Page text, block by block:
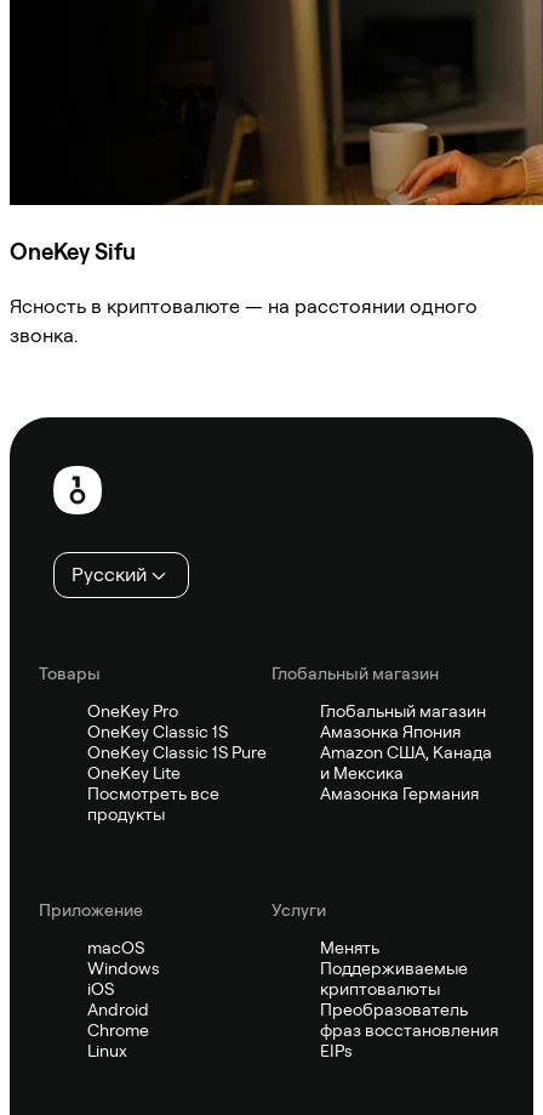
OneKey Sifu
Ясность в криптовалюте — на расстоянии одного
звонка.
Нижний
колонтитул
Русский
Товары
OneKey Pro
OneKey Classic 1S
OneKey Classic 1S Pure
OneKey Lite
Посмотреть все
продукты
Глобальный магазин
Глобальный магазин
Амазонка Япония
Amazon США, Канада
и Мексика
Амазонка Германия
Приложение
macOS
Windows
iOS
Android
Chrome
Linux
Услуги
Менять
Поддерживаемые
криптовалюты
Преобразователь
фраз восстановления
EIPs